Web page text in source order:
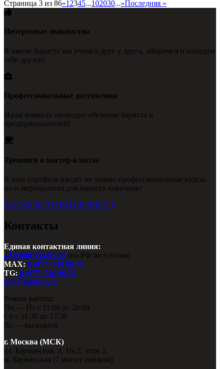
Страница 3 из 86«1 2345...102030...»Последняя »
Интересные знакомства
В школе бариста мы учимся друг у друга, общаемся и находим
себе друзей!
Профессиональные достижения
Наша команда проводит обучение бариста и
предпринимателей!
Тренинги и мастер-классы
В наш портфель входят не только профессиональные курсы,
но и мероприятия для бариста новичков!
Я ХОЧУ ВСТУПИТЬ В ЛИГУ
Контакты
Единая контактная линия:
8 800 550-91-93 (по РФ бесплатно)
MAX: 8 (977) 740 80-70
TG: 8 (977) 740 80-70
info@ligabar.ru
Режим работы:
Пн — Пт с 11:00 до 20:00
Сб с 11:30 до 17:30
Вс — выходной
г. Москва (МСК)
ул. Бауманская, д. 16с2, этаж 2.
м. Бауманская (7 минут пешком)